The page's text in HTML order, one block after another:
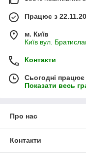
Працює з
м. Київ
Київ вул.
Контакти
Сьогодні
Показати весь
Про нас
Контакти